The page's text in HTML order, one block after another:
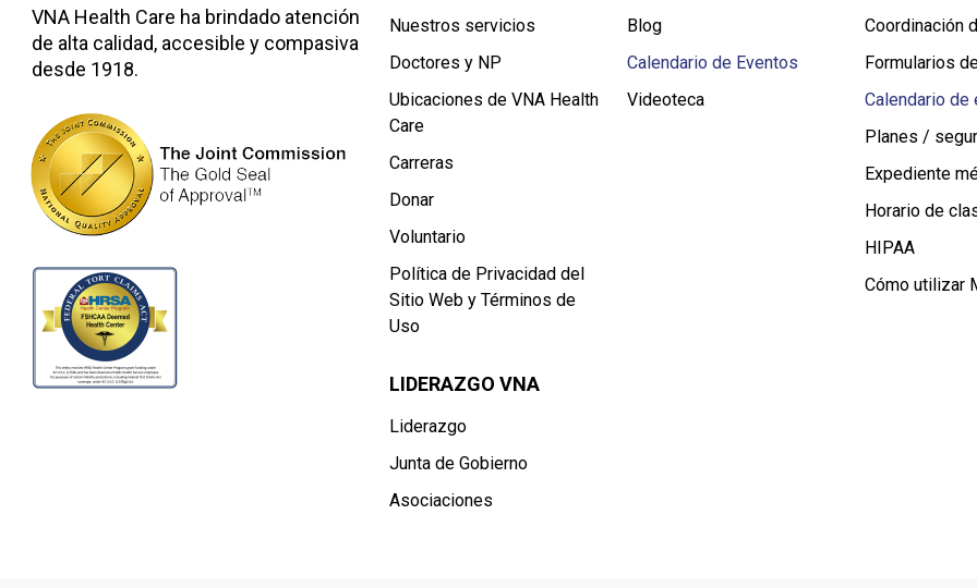
VNA Health Care ha brindado atención
de alta calidad, accesible y compasiva
desde 1918.
Nuestros servicios
Doctores y NP
Ubicaciones de VNA Health
Care
Carreras
Donar
Voluntario
Política de Privacidad del
Sitio Web y Términos de
Uso
LIDERAZGO VNA
Liderazgo
Junta de Gobierno
Asociaciones
Blog
Calendario de Eventos
Videoteca
Coordinación
Formularios
Calendario de
Planes /
Expediente
Horario de
HIPAA
Cómo utilizar